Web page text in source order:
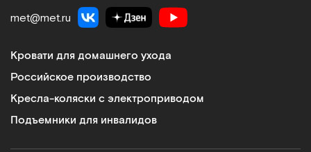
met@met.ru
Кровати для домашнего ухода
Российское производство
Кресла-коляски с электроприводом
Подъемники для инвалидов